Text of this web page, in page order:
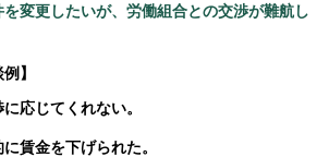
変更したいが、労働組合との交渉が難航し
】
応じてくれない。
賃金を下げられた。